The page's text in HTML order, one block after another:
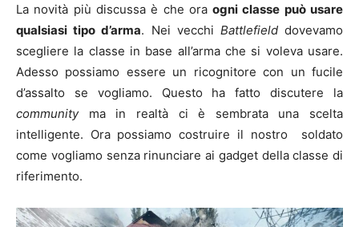
La novità più discussa è che oraogni classe può usare
qualsiasi tipo d’arma. Nei vecchi Battlefielddovevamo
scegliere la classe in base all’arma che si voleva usare.
Adesso possiamo essere un ricognitore con un fucile
d’assalto se vogliamo. Questo ha fatto discutere la
communityma in realtà ci è sembrata una scelta
intelligente. Ora possiamo costruire il nostro soldato
come vogliamo senza rinunciare ai gadget della classe di
riferimento.